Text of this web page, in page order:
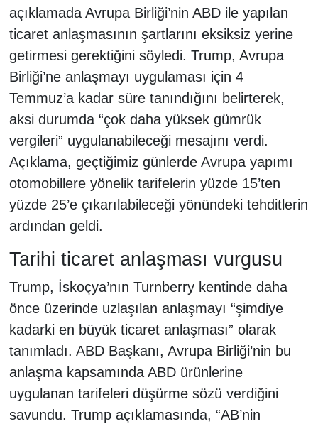
açıklamada Avrupa Birliği’nin ABD ile yapılan
ticaret anlaşmasının şartlarını eksiksiz yerine
getirmesi gerektiğini söyledi. Trump, Avrupa
Birliği’ne anlaşmayı uygulaması için 4
Temmuz’a kadar süre tanındığını belirterek,
aksi durumda “çok daha yüksek gümrük
vergileri” uygulanabileceği mesajını verdi.
Açıklama, geçtiğimiz günlerde Avrupa yapımı
otomobillere yönelik tarifelerin yüzde 15’ten
yüzde 25’e çıkarılabileceği yönündeki tehditlerin
ardından geldi.
Tarihi ticaret anlaşması vurgusu
Trump, İskoçya’nın Turnberry kentinde daha
önce üzerinde uzlaşılan anlaşmayı “şimdiye
kadarki en büyük ticaret anlaşması” olarak
tanımladı. ABD Başkanı, Avrupa Birliği’nin bu
anlaşma kapsamında ABD ürünlerine
uygulanan tarifeleri düşürme sözü verdiğini
savundu. Trump açıklamasında, “AB’nin